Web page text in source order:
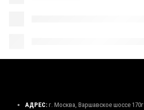
АДРЕС: г. Москва, Варшавское шоссе 170г